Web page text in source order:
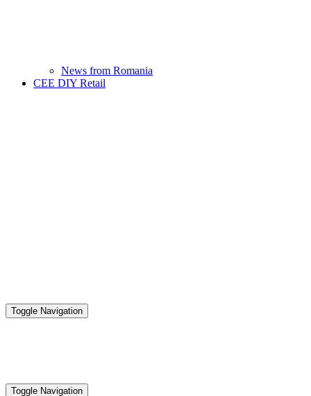
News from Romania
CEE DIY Retail
Toggle Navigation
Toggle Navigation